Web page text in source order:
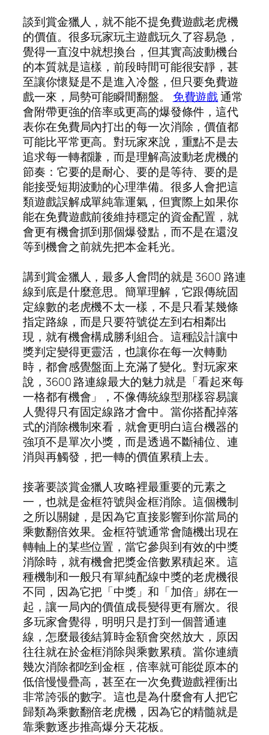
談到賞金獵人，就不能不提免費遊戲老虎機
的價值。很多玩家玩主遊戲玩久了容易急，
覺得一直沒中就想換台，但其實高波動機台
的本質就是這樣，前段時間可能很安靜，甚
至讓你懷疑是不是進入冷盤，但只要免費遊
戲一來，局勢可能瞬間翻盤。 免費遊戲通常
會附帶更強的倍率或更高的爆發條件，這代
表你在免費局內打出的每一次消除，價值都
可能比平常更高。對玩家來說，重點不是去
追求每一轉都賺，而是理解高波動老虎機的
節奏：它要的是耐心、要的是等待、要的是
能接受短期波動的心理準備。很多人會把這
類遊戲誤解成單純靠運氣，但實際上如果你
能在免費遊戲前後維持穩定的資金配置，就
會更有機會抓到那個爆發點，而不是在還沒
等到機會之前就先把本金耗光。
講到賞金獵人，最多人會問的就是 3600 路連
線到底是什麼意思。簡單理解，它跟傳統固
定線數的老虎機不太一樣，不是只看某幾條
指定路線，而是只要符號從左到右相鄰出
現，就有機會構成勝利組合。這種設計讓中
獎判定變得更靈活，也讓你在每一次轉動
時，都會感覺盤面上充滿了變化。對玩家來
說，3600 路連線最大的魅力就是「看起來每
一格都有機會」，不像傳統線型那樣容易讓
人覺得只有固定線路才會中。當你搭配掉落
式的消除機制來看，就會更明白這台機器的
強項不是單次小獎，而是透過不斷補位、連
消與再觸發，把一轉的價值累積上去。
接著要談賞金獵人攻略裡最重要的元素之
一，也就是金框符號與金框消除。這個機制
之所以關鍵，是因為它直接影響到你當局的
乘數翻倍效果。金框符號通常會隨機出現在
轉軸上的某些位置，當它參與到有效的中獎
消除時，就有機會把獎金倍數累積起來。這
種機制和一般只有單純配線中獎的老虎機很
不同，因為它把「中獎」和「加倍」綁在一
起，讓一局內的價值成長變得更有層次。很
多玩家會覺得，明明只是打到一個普通連
線，怎麼最後結算時金額會突然放大，原因
往往就在於金框消除與乘數累積。當你連續
幾次消除都吃到金框，倍率就可能從原本的
低倍慢慢疊高，甚至在一次免費遊戲裡衝出
非常誇張的數字。這也是為什麼會有人把它
歸類為乘數翻倍老虎機，因為它的精髓就是
靠乘數逐步推高爆分天花板。